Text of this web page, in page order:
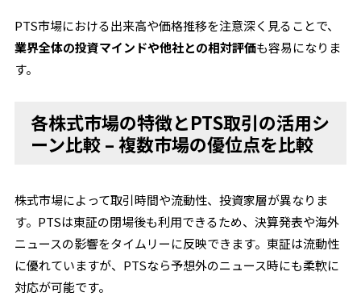
PTS市場における出来高や価格推移を注意深く見ることで、
業界全体の投資マインドや他社との相対評価も容易になりま
す。
各株式市場の特徴とPTS取引の活用シ
ーン比較 – 複数市場の優位点を比較
株式市場によって取引時間や流動性、投資家層が異なりま
す。PTSは東証の閉場後も利用できるため、決算発表や海外
ニュースの影響をタイムリーに反映できます。東証は流動性
に優れていますが、PTSなら予想外のニュース時にも柔軟に
対応が可能です。